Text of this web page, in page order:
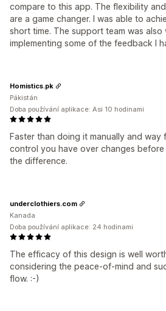
compare to this app. The flexibility
are a game changer. I was able to
short time. The support team was also
implementing some of the feedback I
Faster than doing it manually and way
control you have over changes before
the difference.
Homistics.pk
Pákistán
Doba používání aplikace: Asi 10 hodinami
The efficacy of this design is well
considering the peace-of-mind and
flow. :-)
underclothiers.com
Kanada
Doba používání aplikace: 24 hodinami